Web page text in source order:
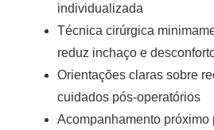
individualizada
Técnica cirúrgica
reduz inchaço e
Orientações claras sobre
cuidados pós-operatórios
Acompanhamento próximo